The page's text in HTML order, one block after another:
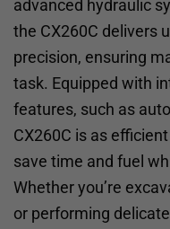
advanced hydraulic
the CX260C delivers
precision, ensuring
task. Equipped with
features, such as
CX260C is as
save time and fuel
Whether you’re
or performing